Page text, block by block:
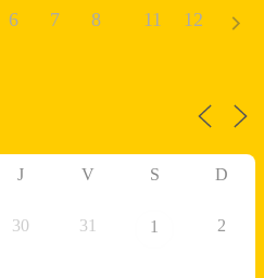
6 7 8 10
11 12
J V S D
30 31 1 2